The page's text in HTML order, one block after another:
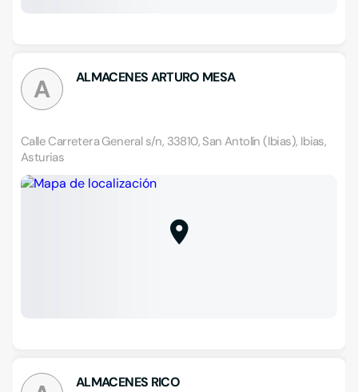
A ALMACENES ARTURO MESA
Calle Carretera General s/n, 33810, San Antolín (Ibias), Ibias,
Asturias
ALMACENES RICO